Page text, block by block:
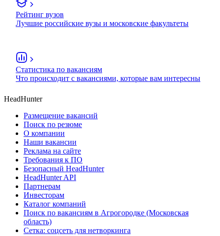
Рейтинг вузов
Лучшие российские вузы и московские факультеты
Статистика по вакансиям
Что происходит с вакансиями, которые вам интересны
HeadHunter
Размещение вакансий
Поиск по резюме
О компании
Наши вакансии
Реклама на сайте
Требования к ПО
Безопасный HeadHunter
HeadHunter API
Партнерам
Инвесторам
Каталог компаний
Поиск по вакансиям в Агрогородке (Московская
область)
Сетка: соцсеть для нетворкинга